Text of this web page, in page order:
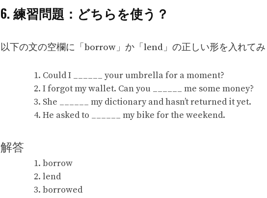
6. 練習問題：どちらを使う？
以下の文の空欄に「borrow」か「lend」の正しい形を入れてみ
Could I ______ your umbrella for a moment?
I forgot my wallet. Can you ______ me some money?
She ______ my dictionary and hasn’t returned it yet.
He asked to ______ my bike for the weekend.
解答
borrow
lend
borrowed